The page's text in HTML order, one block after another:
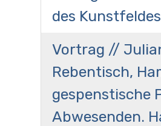
des
Vortrag //
Rebentisch,
gespenstische
Abwesenden.